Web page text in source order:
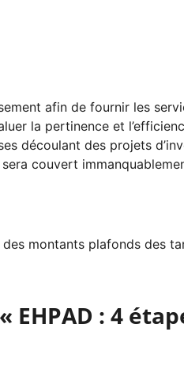
afin de fournir les
la pertinence et
découlant des projets
couvert
montants plafonds des
« EHPAD : 4